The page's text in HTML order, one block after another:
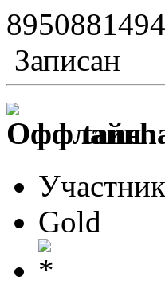
Записан
Участник
Gold